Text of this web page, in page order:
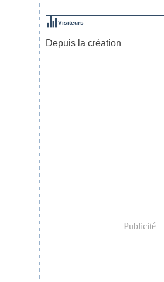
Visiteurs
Depuis la création
Publicité